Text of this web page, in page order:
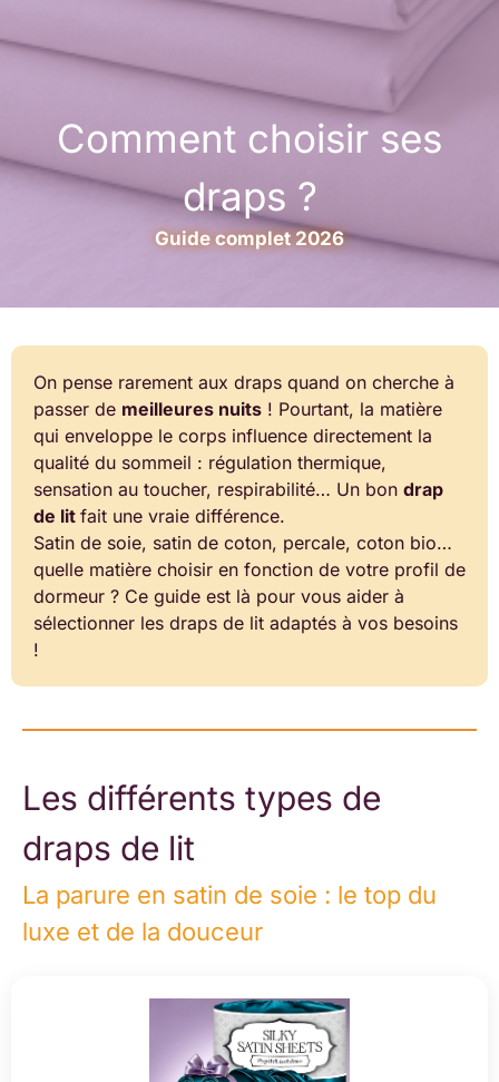
Comment choisir ses
draps ?
Guide complet 2026
On pense rarement aux draps quand on cherche à
passer de meilleures nuits ! Pourtant, la matière
qui enveloppe le corps influence directement la
qualité du sommeil : régulation thermique,
sensation au toucher, respirabilité… Un bon drap
de lit fait une vraie différence.
Satin de soie, satin de coton, percale, coton bio…
quelle matière choisir en fonction de votre profil de
dormeur ? Ce guide est là pour vous aider à
sélectionner les draps de lit adaptés à vos besoins
!
Les différents types de
draps de lit
La parure en satin de soie : le top du
luxe et de la douceur